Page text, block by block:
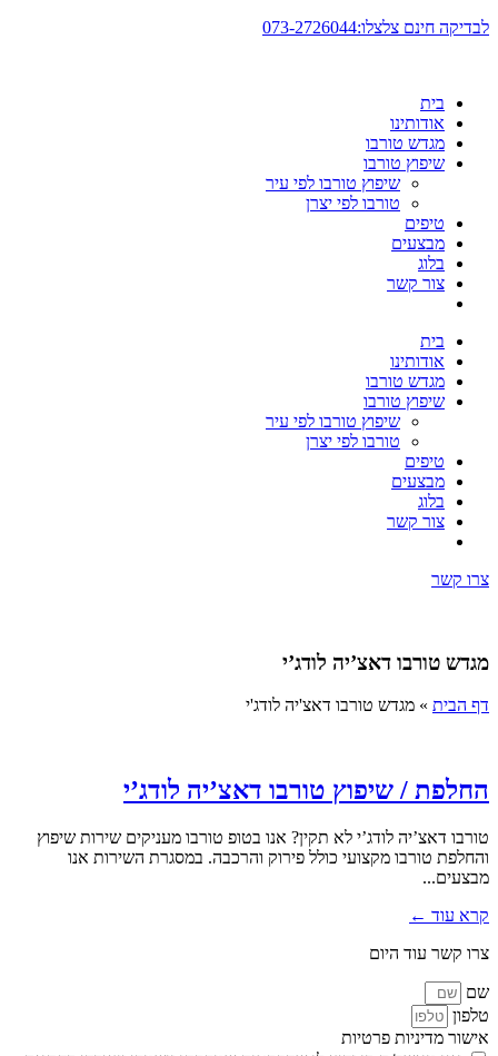
דלג
לבדיקה חינם צלצלו:073-2726044
בית
אודותינו
מגדש טורבו
שיפוץ טורבו
שיפוץ טורבו לפי עיר
טורבו לפי יצרן
טיפים
מבצעים
בלוג
צור קשר
בית
אודותינו
מגדש טורבו
שיפוץ טורבו
שיפוץ טורבו לפי עיר
טורבו לפי יצרן
טיפים
מבצעים
בלוג
צור קשר
צרו קשר
מגדש טורבו דאצ’יה לודג’י
דף הבית » מגדש טורבו דאצ'יה לודג'י
החלפת / שיפוץ טורבו דאצ’יה לודג’י
טורבו דאצ’יה לודג’י לא תקין? אנו בטופ טורבו מעניקים שירות שיפוץ
והחלפת טורבו מקצועי כולל פירוק והרכבה. במסגרת השירות אנו
מבצעים...
קרא עוד ←
צרו קשר עוד היום
שם
טלפון
אישור מדיניות פרטיות